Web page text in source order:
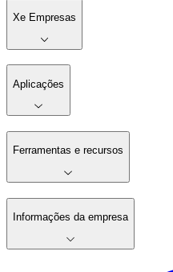
Xe Empresas
Aplicações
Ferramentas e recursos
Informações da empresa